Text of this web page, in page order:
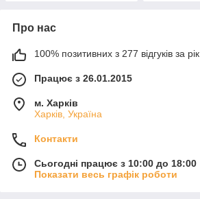
Про нас
100% позитивних з 277 відгуків за рік
Працює з 26.01.2015
м. Харків
Харків, Україна
Контакти
Сьогодні працює з 10:00 до 18:00
Показати весь графік роботи